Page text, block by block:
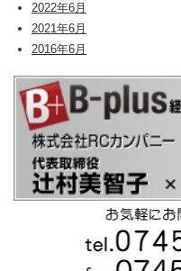
2022年6月
2021年6月
2016年6月